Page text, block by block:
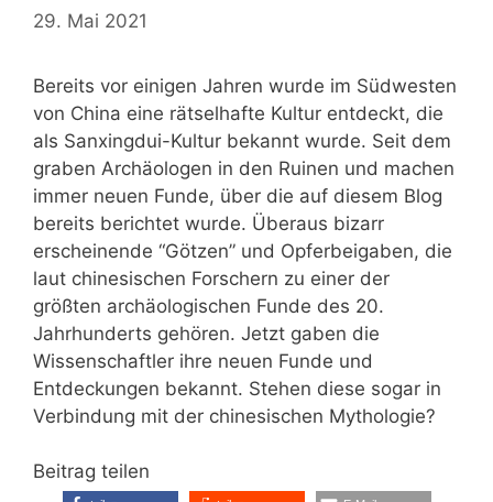
29. Mai 2021
Bereits vor einigen Jahren wurde im Südwesten
von China eine rätselhafte Kultur entdeckt, die
als Sanxingdui-Kultur bekannt wurde. Seit dem
graben Archäologen in den Ruinen und machen
immer neuen Funde, über die auf diesem Blog
bereits berichtet wurde. Überaus bizarr
erscheinende “Götzen” und Opferbeigaben, die
laut chinesischen Forschern zu einer der
größten archäologischen Funde des 20.
Jahrhunderts gehören. Jetzt gaben die
Wissenschaftler ihre neuen Funde und
Entdeckungen bekannt. Stehen diese sogar in
Verbindung mit der chinesischen Mythologie?
Beitrag teilen